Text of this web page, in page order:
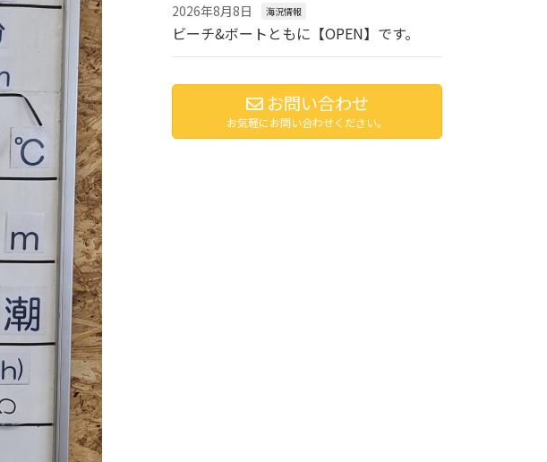
2026年8月8日 海況情報
ビーチ&ボートともに【OPEN】です。
お問い合わせ
お気軽にお問い合わせください。